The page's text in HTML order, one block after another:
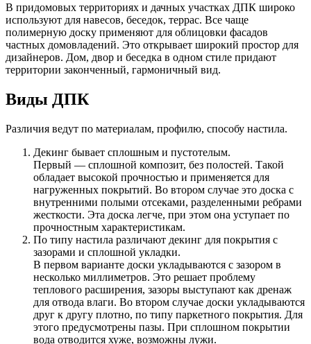
В придомовых территориях и дачных участках ДПК широко
используют для навесов, беседок, террас. Все чаще
полимерную доску применяют для облицовки фасадов
частных домовладений. Это открывает широкий простор для
дизайнеров. Дом, двор и беседка в одном стиле придают
территории законченный, гармоничный вид.
Виды ДПК
Различия ведут по материалам, профилю, способу настила.
Декинг бывает сплошным и пустотелым.
Первый — сплошной композит, без полостей. Такой
обладает высокой прочностью и применяется для
нагруженных покрытий. Во втором случае это доска с
внутренними полыми отсеками, разделенными ребрами
жесткости. Эта доска легче, при этом она уступает по
прочностным характеристикам.
По типу настила различают декинг для покрытия с
зазорами и сплошной укладки.
В первом варианте доски укладываются с зазором в
несколько миллиметров. Это решает проблему
теплового расширения, зазоры выступают как дренаж
для отвода влаги. Во втором случае доски укладываются
друг к другу плотно, по типу паркетного покрытия. Для
этого предусмотрены пазы. При сплошном покрытии
вода отводится хуже, возможны лужи.